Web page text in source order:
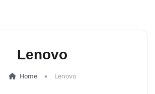
Lenovo
Home Lenovo